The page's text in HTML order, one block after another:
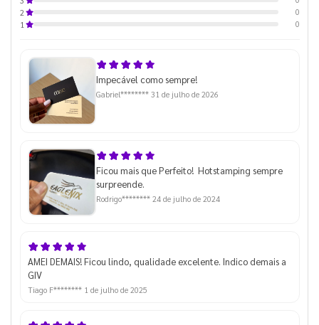
2
0
1
0
Impecável como sempre!
Gabriel******** 31 de julho de 2026
Ficou mais que Perfeito! Hotstamping sempre
surpreende.
Rodrigo******** 24 de julho de 2024
AMEI DEMAIS! Ficou lindo, qualidade excelente. Indico demais a
GIV
Tiago F******** 1 de julho de 2025